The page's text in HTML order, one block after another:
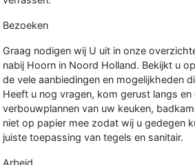
Bezoeken
Graag nodigen wij U uit in onze
nabij Hoorn in Noord Holland. Bekijkt u
de vele aanbiedingen en mogelijkheden
Heeft u nog vragen, kom gerust langs en
verbouwplannen van uw keuken,
niet op papier mee zodat wij u gedegen
juiste toepassing van tegels en sanitair.
Arbeid